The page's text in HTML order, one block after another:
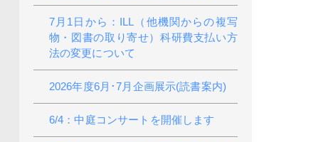
7月1日から：ILL（他機関からの複写
物・図書の取り寄せ）科研費支払い方
法の変更について
2026年度6月･7月企画展示(読書案内)
6/4：中庭コンサートを開催します